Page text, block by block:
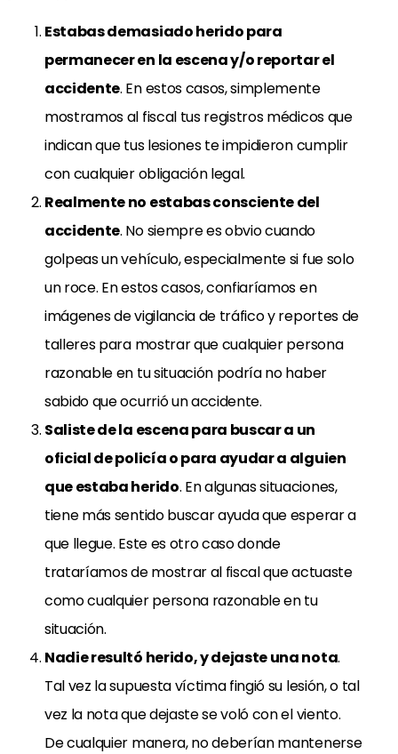
Estabas demasiado herido para
permanecer en la escena y/o reportar el
accidente. En estos casos, simplemente
mostramos al fiscal tus registros médicos que
indican que tus lesiones te impidieron cumplir
con cualquier obligación legal.
Realmente no estabas consciente del
accidente. No siempre es obvio cuando
golpeas un vehículo, especialmente si fue solo
un roce. En estos casos, confiaríamos en
imágenes de vigilancia de tráfico y reportes de
talleres para mostrar que cualquier persona
razonable en tu situación podría no haber
sabido que ocurrió un accidente.
Saliste de la escena para buscar a un
oficial de policía o para ayudar a alguien
que estaba herido. En algunas situaciones,
tiene más sentido buscar ayuda que esperar a
que llegue. Este es otro caso donde
trataríamos de mostrar al fiscal que actuaste
como cualquier persona razonable en tu
situación.
Nadie resultó herido, y dejaste una nota.
Tal vez la supuesta víctima fingió su lesión, o tal
vez la nota que dejaste se voló con el viento.
De cualquier manera, no deberían mantenerse